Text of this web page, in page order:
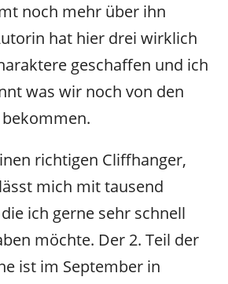
noch mehr über ihn
hat hier drei wirklich
geschaffen und ich
was wir noch von den
bekommen.
richtigen Cliffhanger,
mich mit tausend
ich gerne sehr schnell
möchte. Der 2. Teil der
ist im September in